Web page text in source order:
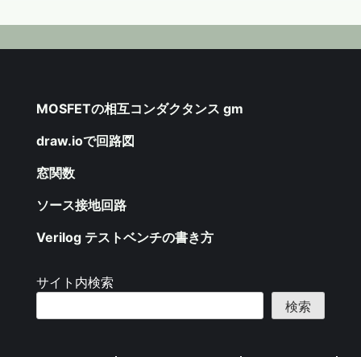
MOSFETの相互コンダクタンス gm
draw.ioで回路図
窓関数
ソース接地回路
Verilog テストベンチの書き方
サイト内検索
検索